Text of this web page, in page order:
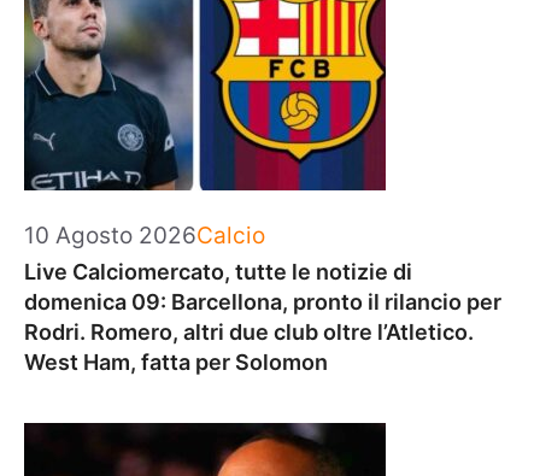
10 Agosto 2026Categorie
Calcio
Live Calciomercato, tutte le notizie di
domenica 09: Barcellona, pronto il rilancio per
Rodri. Romero, altri due club oltre l’Atletico.
West Ham, fatta per Solomon